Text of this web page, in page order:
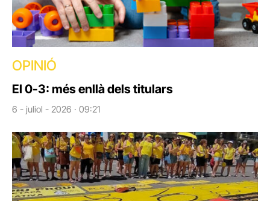
OPINIÓ
El 0-3: més enllà dels titulars
6 - juliol - 2026 · 09:21